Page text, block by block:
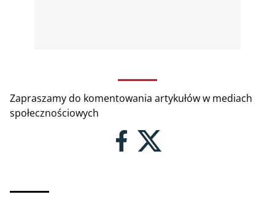
Zapraszamy do komentowania artykułów w mediach
społecznościowych